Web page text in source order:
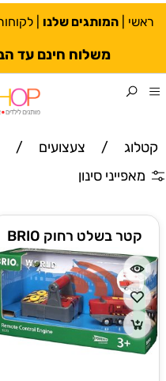
ראשי המותגים שלנו
משלוח חינם עד
קטלוג / צעצועים /
מאפייני סינון
קטר בשלט רחוק BRIO